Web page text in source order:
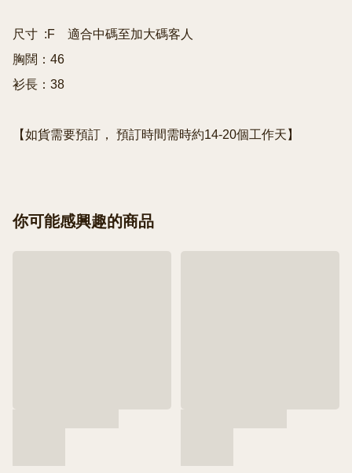
尺寸  :F    適合中碼至加大碼客人
胸闊：46
衫長：38
你可能感興趣的商品